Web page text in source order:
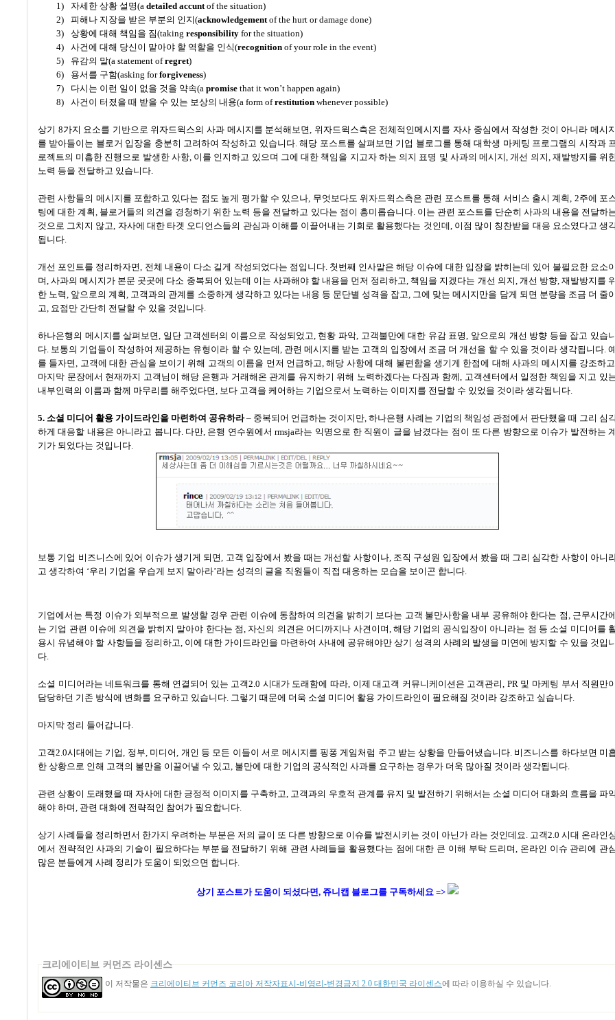
1) 자세한 상황 설명(a detailed accuntof the situation)
2)
피해나 지장을 받은 부분의 인지(acknowledgementof the hurt or damage done)
3)
상황에 대해 책임을 짐(taking responsibilityfor the situation)
4)
사건에 대해 당신이 맡아야 할 역할을 인식(recognitionof your role in the event)
5)
유감의 말(a statement ofregret)
6)
용서를 구함(asking forforgiveness)
7)
다시는 이런 일이 없을 것을 약속(a promisethat it won’t happen again)
8)
사건이 터졌을 때 받을 수 있는 보상의 내용(a form ofrestitutionwhenever possible)
상기 8가지 요소를 기반으로 위자드윅스의 사과 메시지를 분석해보면, 위자드윅스측은 전체적인메시지를 자사 중심에서 작성한 것이 아니라 메시지
를 받아들이는 블로거 입장을 충분히 고려하여 작성하고 있습니다.해당 포스트를 살펴보면 기업 블로그를 통해 대학생 마케팅 프로그램의 시작과
로젝트의 미흡한 진행으로 발생한 사항, 이를 인지하고 있으며 그에 대한 책임을 지고자 하는 의지 표명 및 사과의 메시지,개선 의지, 재발방지를 위
노력 등을 전달하고 있습니다.
관련 사항들의 메시지를 포함하고 있다는 점도 높게 평가할 수 있으나, 무엇보다도 위자드윅스측은 관련 포스트를 통해 서비스 출시 계획, 2주에 포
팅에 대한 계획, 블로거들의 의견을 경청하기 위한 노력 등을 전달하고 있다는 점이 흥미롭습니다. 이는 관련 포스트를 단순히 사과의 내용을 전달하
것으로 그치지 않고, 자사에 대한 타겟 오디언스들의 관심과 이해를 이끌어내는 기회로 활용했다는 것인데, 이점 많이 칭찬받을 대응 요소였다고 생
됩니다.
개선 포인트를 정리하자면, 전체 내용이 다소 길게 작성되었다는 점입니다. 첫번째 인사말은 해당 이슈에 대한 입장을 밝히는데 있어 불필요한 요소이
며,사과의 메시지가 본문 곳곳에 다소 중복되어 있는데 이는 사과해야 할 내용을 먼저 정리하고, 책임을 지겠다는 개선 의지, 개선 방향, 재발방지를 위
한 노력, 앞으로의 계획, 고객과의 관계를 소중하게 생각하고 있다는 내용 등 문단별 성격을 잡고, 그에 맞는 메시지만을 담게 되면 분량을 조금 더 줄이
고, 요점만 간단히 전달할 수 있을 것입니다.
하나은행의 메시지를 살펴보면, 일단 고객센터의 이름으로 작성되었고, 현황 파악, 고객불만에 대한 유감 표명, 앞으로의 개선 방향 등을 잡고 있습니
다. 보통의 기업들이 작성하여 제공하는 유형이라 할 수 있는데, 관련 메시지를 받는 고객의 입장에서 조금 더 개선을 할 수 있을 것이라 생각됩니다.예
를 들자면, 고객에 대한 관심을 보이기 위해 고객의 이름을 먼저 언급하고,해당 사항에 대해 불편함을 생기게 한점에 대해 사과의 메시지를 강조하고
마지막 문장에서 현재까지 고객님이 해당 은행과 거래해온 관계를 유지하기 위해 노력하겠다는 다짐과 함께, 고객센터에서 일정한 책임을 지고 있
내부인력의 이름과 함께 마무리를 해주었다면, 보다 고객을 케어하는 기업으로서 노력하는 이미지를 전달할 수 있었을 것이라 생각됩니다.
5. 소셜 미디어 활용 가이드라인을 마련하여 공유하라 – 중복되어 언급하는 것이지만, 하나은행 사례는 기업의 책임성 관점에서 판단했을 때 그리 심
하게 대응할 내용은 아니라고 봅니다. 다만, 은행 연수원에서 rmsja라는 익명으로 한 직원이 글을 남겼다는 점이 또 다른 방향으로 이슈가 발전하는 계
기가 되었다는 것입니다.
보통 기업 비즈니스에 있어 이슈가 생기게 되면 고객 입장에서 봤을 때는 개선할 사항이나, 조직 구성원 입장에서 봤을 때 그리 심각한 사항이 아니
고 생각하여 ‘우리 기업을 우습게 보지 말아라’라는 성격의 글을 직원들이 직접 대응하는 모습을 보이곤 합니다
기업에서는 특정 이슈가 외부적으로 발생할 경우 관련 이슈에 동참하여 의견을 밝히기 보다는 고객 불만사항을 내부 공유해야 한다는 점 근무시간에
는 기업 관련 이슈에 의견을 밝히지 말아야 한다는 점 ,자신의 의견은 어디까지나 사견이며 해당 기업의 공식입장이 아니라는 점 등 소셜 미디어를
용시 유념해야 할 사항들을 정리하고 이에 대한 가이드라인을 마련하여 사내에 공유해야만 상기 성격의 사례의 발생을 미연에 방지할 수 있을 것입니
다
소셜 미디어라는 네트워크를 통해 연결되어 있는 고객2.0 시대가 도래함에 따라 이제 대고객 커뮤니케이션은 고객관리 , PR 및 마케팅 부서 직원만이
담당하던 기존 방식에 변화를 요구하고 있습니다 그렇기 때문에 더욱 소셜 미디어 활용 가이드라인이 필요해질 것이라 강조하고 싶습니다.
마지막 정리 들어갑니다.
고객2.0시대에는 기업 정부 미디어 개인 등 모든 이들이 서로 메시지를 핑퐁 게임처럼 주고 받는 상황을 만들어냈습니다. 비즈니스를 하다보면 미
한 상황으로 인해 고객의 불만을 이끌어낼 수 있고 불만에 대한 기업의 공식적인 사과를 요구하는 경우가 더욱 많아질 것이라 생각됩니다
관련 상황이 도래했을 때 자사에 대한 긍정적 이미지를 구축하고
고객과의 우호적 관계를 유지 및 발전하기 위해서는 소셜 미디어 대화의 흐름을 파
해야 하며 관련 대화에 전략적인 참여가 필요합니다
상기 사례들을 정리하면서 한가지 우려하는 부분은 저의 글이 또 다른 방향으로 이슈를 발전시키는 것이 아닌가 라는 것인데요. 고객2.0 시대 온라인
에서 전략적인 사과의 기술이 필요하다는 부분을 전달하기 위해 관련 사례들을 활용했다는 점에 대한 큰 이해 부탁 드리며, 온라인 이슈 관리에 관심
많은 분들에게 사례 정리가 도움이 되었으면 합니다
상기 포스트가 도움이 되셨다면, 쥬니캡 블로그를 구독하세요 =>
크리에이티브 커먼즈 라이센스
이 저작물은 크리에이티브 커먼즈 코리아 저작자표시-비영리-변경금지 2.0 대한민국 라이센스에 따라 이용하실 수 있습니다.